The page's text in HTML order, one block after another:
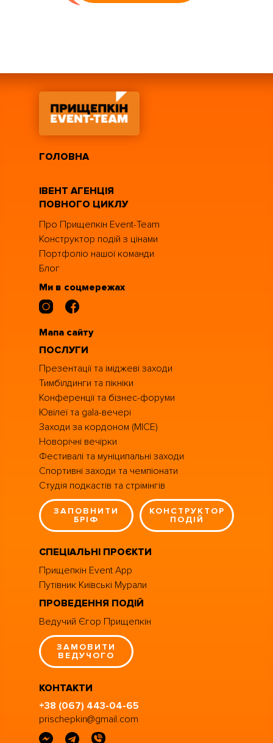
ГОЛОВНА
ІВЕНТ АГЕНЦІЯ
ПОВНОГО ЦИКЛУ
Про Прищепкін Event-Team
Конструктор подій з цінами
Портфоліо нашої команди
Блог
Ми в соцмережах
Мапа сайту
ПОСЛУГИ
Презентації та іміджеві заходи
Тимбілдинги та пікніки
Конференції та бізнес-форуми
Ювілеї та gala-вечері
Заходи за кордоном (MICE)
Новорічні вечірки
Фестивалі та муніципальні заходи
Спортивні заходи та чемпіонати
Студія подкастів та стрімінгів
ЗАПОВНИТИ
БРІФ
КОНСТРУКТОР
ПОДІЙ
СПЕЦІАЛЬНІ ПРОЄКТИ
Прищепкін Event App
Путівник Київські Мурали
ПРОВЕДЕННЯ ПОДІЙ
Ведучий Єгор Прищепкін
ЗАМОВИТИ
ВЕДУЧОГО
КОНТАКТИ
+38 (067) 443-04-65
prischepkin@gmail.com